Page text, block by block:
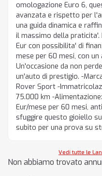
omologazione Euro 6,
avanzata e rispetto per
una guida dinamica e
il massimo della
Eur con possibilita' di
mese per 60 mesi, con un
Un'occasione da non
un'auto di prestigio. -
Rover Sport -
75.000 km -
Eur/mese per 60 mesi,
sfuggire questo gioiello
subito per una prova su
Vedi tutte le
Non abbiamo trovato